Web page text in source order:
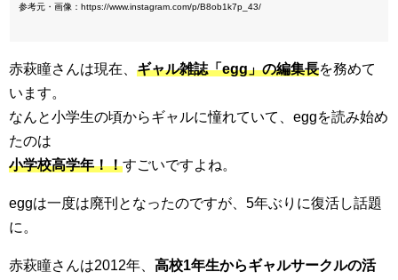
参考元・画像：https://www.instagram.com/p/B8ob1k7p_43/
赤萩瞳さんは現在、 ギャル雑誌「egg」の編集長を務めて
います。
なんと小学生の頃からギャルに憧れていて、eggを読み始め
たのは
小学校高学年！！すごいですよね。
eggは一度は廃刊となったのですが、5年ぶりに復活し話題
に。
赤萩瞳さんは2012年、 高校1年生からギャルサークルの活